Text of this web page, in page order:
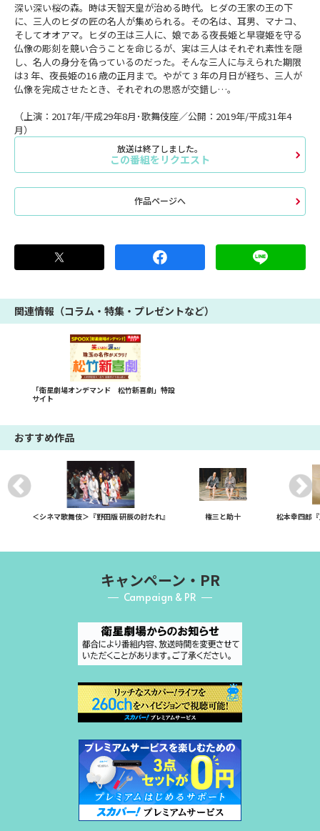
深い深い桜の森。時は天智天皇が治める時代。ヒダの王家の王の下
に、三人のヒダの匠の名人が集められる。その名は、耳男、マナコ、
そしてオオアマ。ヒダの王は三人に、娘である夜長姫と早寝姫を守る
仏像の彫刻を競い合うことを命じるが、実は三人はそれぞれ素性を隠
し、名人の身分を偽っているのだった。そんな三人に与えられた期限
は3 年、夜長姫の16 歳の正月まで。やがて 3 年の月日が経ち、三人が
仏像を完成させたとき、それぞれの思惑が交錯し…。
（上演：2017年/平成29年8月･歌舞伎座／公開：2019年/平成31年4
月）
放送は終了しました。
この番組をリクエスト
作品ページへ
関連情報（コラム・特集・プレゼントなど）
「衛星劇場オンデマンド 松竹新喜劇」特設
サイト
おすすめ作品
＜シネマ歌舞伎＞『野田版 研辰の討たれ』 権三と助十 松本幸四郎
キャンペーン・PR
Campaign & PR